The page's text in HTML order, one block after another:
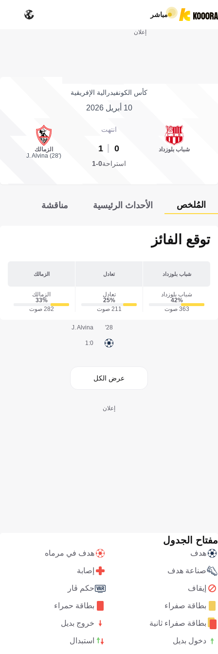
مباشر
إعلان
كأس الكونفيدرالية الإفريقية
10 أبريل 2026
شباب بلوزداد
انتهت
0
1
الزمالك
J. Alvina (28')
استراحة0-1
المُلخص الأحداث الرئيسية مناقشة
توقع الفائز
شباب بلوزداد تعادل الزمالك
شباب بلوزداد
42‎%‎
363 صوت
تعادل
25‎%‎
211 صوت
الزمالك
33‎%‎
282 صوت
J. Alvina
0:1
28'
عرض الكل
إعلان
مفتاح الجدول
هدف هدف في مرماه
صناعة هدف إصابة
إيقاف حكم ڤار
بطاقة صفراء بطاقة حمراء
بطاقة صفراء ثانية خروج بديل
دخول بديل استبدال